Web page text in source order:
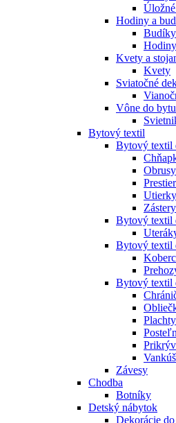
Hodiny a
Budíky
Hodiny
Kvety a
Kvety
Sviatočné
Vône do
Bytový textil
Bytový textil
Obrusy
Utierky
Zástery
Bytový textil
Bytový textil
Bytový textil
Plachty
Závesy
Chodba
Botníky
Detský nábytok
Dekorácie